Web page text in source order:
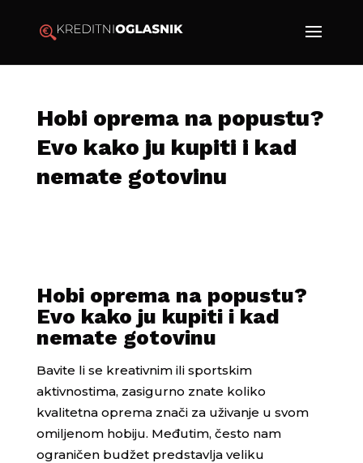
Hobi oprema na popustu?
Evo kako ju kupiti i kad
nemate gotovinu
Hobi oprema na popustu?
Evo kako ju kupiti i kad
nemate gotovinu
Bavite li se kreativnim ili sportskim
aktivnostima, zasigurno znate koliko
kvalitetna oprema znači za uživanje u svom
omiljenom hobiju. Međutim, često nam
ograničen budžet predstavlja veliku